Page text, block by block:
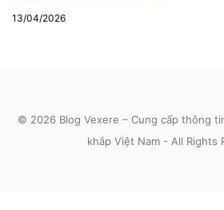
13/04/2026
© 2026 Blog Vexere – Cung cấp thông
khắp Việt Nam - All Rights